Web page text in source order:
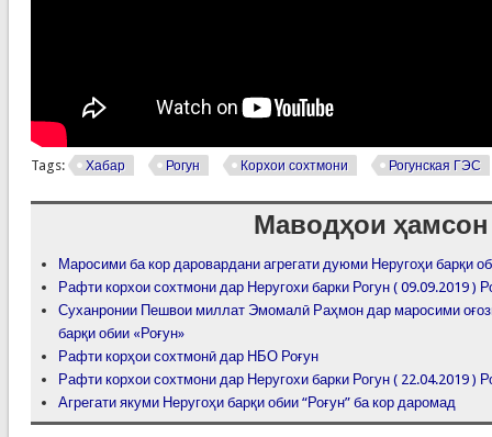
Tags: Хабар Рогун Корхои сохтмони Рогунская ГЭС
Маводҳои ҳамсон
Маросими ба кор даровардани агрегати дуюми Неругоҳи барқи
Рафти корхои сохтмони дар Неругохи барки Рогун ( 09.09.2019 )
Суханронии Пешвои миллат Эмомалӣ Раҳмон дар маросими
барқи обии «Роғун»
Рафти корҳои сохтмонӣ дар НБО Роғун
Рафти корхои сохтмони дар Неругохи барки Рогун ( 22.04.2019 )
Агрегати якуми Неругоҳи барқи обии “Роғун” ба кор даромад